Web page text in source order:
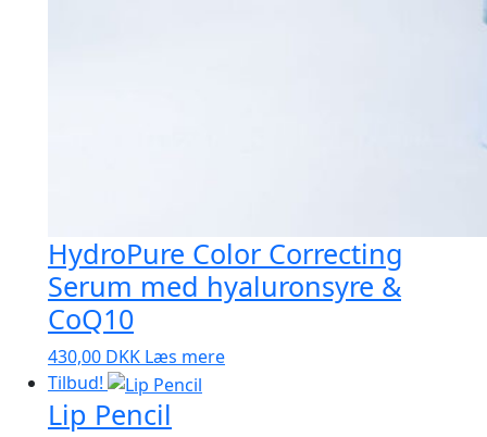
HydroPure Color Correcting
Serum med hyaluronsyre &
CoQ10
430,00 DKK Læs mere
Tilbud!
Lip Pencil